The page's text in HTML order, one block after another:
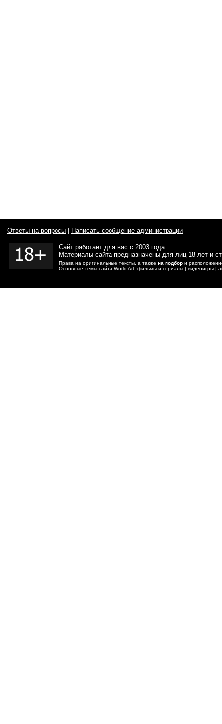
Ответы на вопросы Написать сообщение администрации
Сайт работает для вас с 2003 года.
Материалы сайта предназначены для лиц 18 лет и
Права на оригинальные тексты, а также на подбор и
Основные темы сайта World Art: фильмы и сериалы | видеоигры |